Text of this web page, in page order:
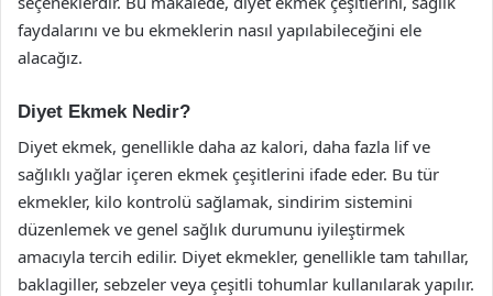
faydalarını ve bu ekmeklerin nasıl yapılabileceğini ele
alacağız.
Diyet Ekmek Nedir?
Diyet ekmek, genellikle daha az kalori, daha fazla lif ve
sağlıklı yağlar içeren ekmek çeşitlerini ifade eder. Bu tür
ekmekler, kilo kontrolü sağlamak, sindirim sistemini
düzenlemek ve genel sağlık durumunu iyileştirmek
amacıyla tercih edilir. Diyet ekmekler, genellikle tam tahıllar,
baklagiller, sebzeler veya çeşitli tohumlar kullanılarak yapılır.